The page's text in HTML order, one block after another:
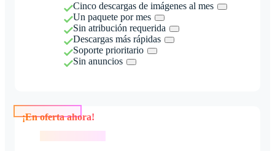
Cinco descargas de imágenes al mes
Un paquete por mes
Sin atribución requerida
Descargas más rápidas
Soporte prioritario
Sin anuncios